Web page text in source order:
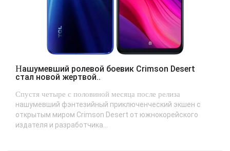
Нашумевший ролевой боевик Crimson Desert
стал новой жертвой..
Спустя четыре с половиной месяца после релиза
нашумевший фэнтезийный приключенческий экшен с
открытым миром Crimson Desert от южнокорейского
издателя и разработчика...